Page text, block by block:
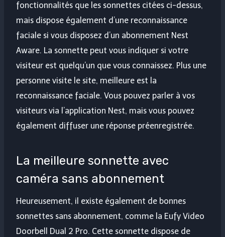
fonctionnalités que les sonnettes citées ci-dessus,
mais dispose également d’une reconnaissance
faciale si vous disposez d’un abonnement Nest
Aware. La sonnette peut vous indiquer si votre
visiteur est quelqu’un que vous connaissez. Plus une
personne visite le site, meilleure est la
reconnaissance faciale. Vous pouvez parler à vos
visiteurs via l’application Nest, mais vous pouvez
également diffuser une réponse préenregistrée.
La meilleure sonnette avec
caméra sans abonnement
Heureusement, il existe également de bonnes
sonnettes sans abonnement, comme la Eufy Video
Doorbell Dual 2 Pro. Cette sonnette dispose de